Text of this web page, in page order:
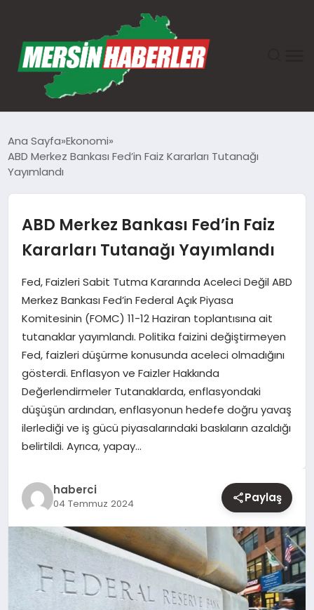
GÜNDEM
TEKNOLOJI
SPOR
YAŞAM
EĞITIM
Ana Sayfa Ekonomi
ABD Merkez Bankası Fed’in Faiz Kararları Tutanağı
Yayımlandı
ABD Merkez Bankası Fed’in Faiz
Kararları Tutanağı Yayımlandı
Fed, Faizleri Sabit Tutma Kararında Aceleci Değil ABD
Merkez Bankası Fed’in Federal Açık Piyasa
Komitesinin (FOMC) 11-12 Haziran toplantısına ait
tutanaklar yayımlandı. Politika faizini değiştirmeyen
Fed, faizleri düşürme konusunda aceleci olmadığını
gösterdi. Enflasyon ve Faizler Hakkında
Değerlendirmeler Tutanaklarda, enflasyondaki
düşüşün ardından, enflasyonun hedefe doğru yavaş
ilerlediği ve iş gücü piyasalarındaki baskıların azaldığı
belirtildi. Ayrıca, yapay…
haberci
04 Temmuz 2024 Paylaş